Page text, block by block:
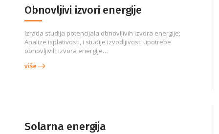
Obnovljivi izvori energije
Izrada studija potencijala obnovljivih izvora energije;
Analize isplativosti, i studije izvodljivosti upotrebe
obnovljivih izvora energije…
više
Solarna energija